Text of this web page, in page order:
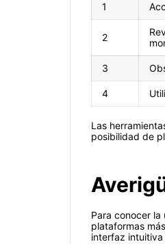
1
2
3
4
Las
posibilidad de
Para conocer
plataformas
interfaz intuitiva